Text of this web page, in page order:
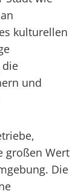
kulturellen
die
und
großen Wert
Die